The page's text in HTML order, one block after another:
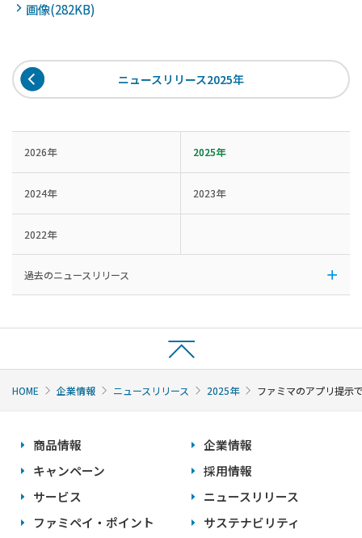
画像(282KB)
ニュースリリース2025年
2026年 2025年
2024年 2023年
2022年
過去のニュースリリース
HOME 企業情報 ニュースリリース 2025年 ファミマのアプリ提示
商品情報
キャンペーン
サービス
ファミペイ・ポイント
企業情報
採用情報
ニュースリリース
サステナビリティ